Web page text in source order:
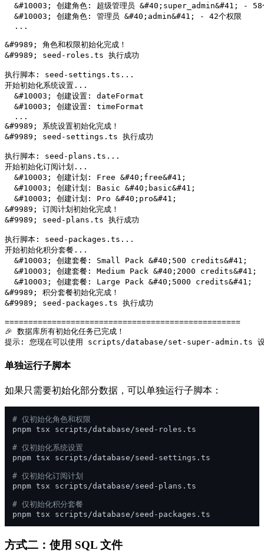
&#10003; 创建角色: 超级管理员 &#40;super_admin&#41; - 58
  &#10003; 创建角色: 管理员 &#40;admin&#41; - 42个权限
  ...
&#9989; 角色和权限初始化完成！
&#9989; seed-roles.ts 执行成功
执行脚本: seed-settings.ts...
开始初始化系统设置...
  &#10003; 创建设置: dateFormat
  &#10003; 创建设置: timeFormat
  ...
&#9989; 系统设置初始化完成！
&#9989; seed-settings.ts 执行成功
执行脚本: seed-plans.ts...
开始初始化订阅计划...
  &#10003; 创建计划: Free &#40;free&#41;
  &#10003; 创建计划: Basic &#40;basic&#41;
  &#10003; 创建计划: Pro &#40;pro&#41;
&#9989; 订阅计划初始化完成！
&#9989; seed-plans.ts 执行成功
执行脚本: seed-packages.ts...
开始初始化积分套餐...
  &#10003; 创建套餐: Small Pack &#40;500 credits&#41;
  &#10003; 创建套餐: Medium Pack &#40;2000 credits&#41;
  &#10003; 创建套餐: Large Pack &#40;5000 credits&#41;
&#9989; 积分套餐初始化完成！
&#9989; seed-packages.ts 执行成功
==================================================
🎉 数据库所有初始化任务已完成！
单独运行子脚本
如果只需要初始化部分数据，可以单独运行子脚本：
# 仅初始化角色和权限
pnpm tsx scripts/database/seed-roles.ts
# 仅初始化系统设置
pnpm tsx scripts/database/seed-settings.ts
# 仅初始化订阅计划
pnpm tsx scripts/database/seed-plans.ts
# 仅初始化积分套餐
方式二：使用 SQL 文件